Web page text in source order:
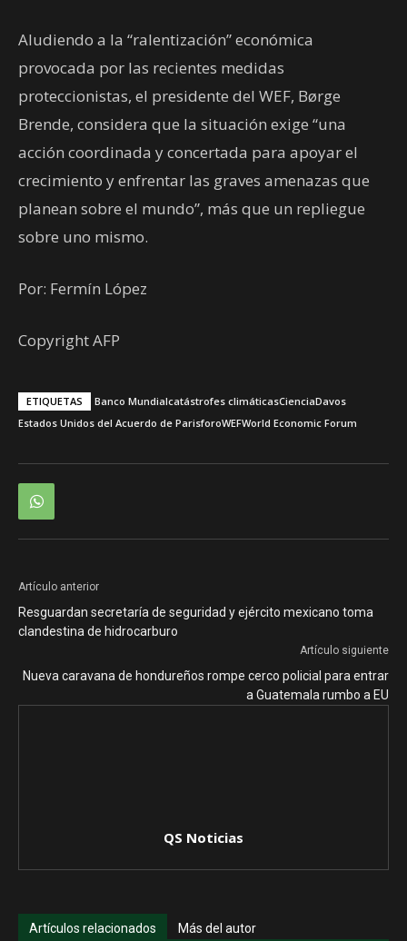
Aludiendo a la “ralentización” económica
provocada por las recientes medidas
proteccionistas, el presidente del WEF, Børge
Brende, considera que la situación exige “una
acción coordinada y concertada para apoyar el
crecimiento y enfrentar las graves amenazas que
planean sobre el mundo”, más que un repliegue
sobre uno mismo.
Por: Fermín López
Copyright AFP
ETIQUETAS Banco Mundialcatástrofes climáticasCienciaDavos
Estados Unidos del Acuerdo de ParisforoWEFWorld Economic Forum
Artículo anterior
Resguardan secretaría de seguridad y ejército mexicano toma
clandestina de hidrocarburo
Artículo siguiente
Nueva caravana de hondureños rompe cerco policial para entrar
a Guatemala rumbo a EU
QS Noticias
Artículos relacionados Más del autor